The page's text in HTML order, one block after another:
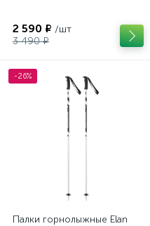
2 590 ₽ /шт
3 490 ₽
-26%
Палки горнолыжные Elan